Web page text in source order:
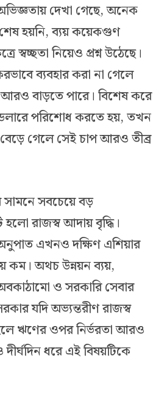
দেখা গেছে, অনেক
হয়নি, ব্যয় কয়েকগুণ
স্বচ্ছতা নিয়েও প্রশ্ন উঠেছে।
ব্যবহার করা না গেলে
বাড়তে পারে। বিশেষ করে
পরিশোধ করতে হয়, তখন
গেলে সেই চাপ আরও তীব্র
সামনে সবচেয়ে বড়
রাজস্ব আদায় বৃদ্ধি।
এখনও দক্ষিণ এশিয়ার
কম। অথচ উন্নয়ন ব্যয়,
ও সরকারি সেবার
যদি অভ্যন্তরীণ রাজস্ব
ঋণের ওপর নির্ভরতা আরও
ধরে এই বিষয়টিকে